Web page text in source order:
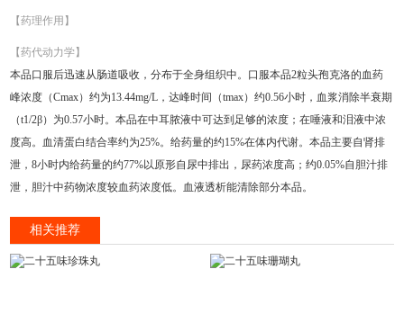
【药理作用】
【药代动力学】
本品口服后迅速从肠道吸收，分布于全身组织中。口服本品2粒头孢克洛的血药
峰浓度（Cmax）约为13.44mg/L，达峰时间（tmax）约0.56小时，血浆消除半衰期
（t1/2β）为0.57小时。本品在中耳脓液中可达到足够的浓度；在唾液和泪液中浓
度高。血清蛋白结合率约为25%。给药量的约15%在体内代谢。本品主要自肾排
泄，8小时内给药量的约77%以原形自尿中排出，尿药浓度高；约0.05%自胆汁排
泄，胆汁中药物浓度较血药浓度低。血液透析能清除部分本品。
相关推荐